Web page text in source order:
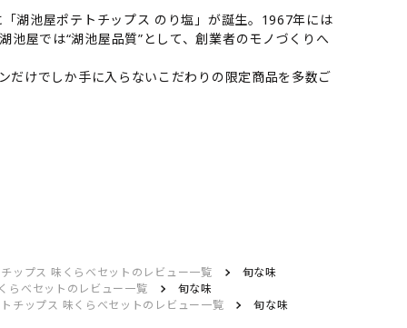
湖池屋ポテトチップス のり塩」が誕生。1967年には
屋では“湖池屋品質”として、創業者のモノづくりへ
けでしか手に入らないこだわりの限定商品を多数ご
ップス 味くらべセットのレビュー一覧
旬な味
らべセットのレビュー一覧
旬な味
チップス 味くらべセットのレビュー一覧
旬な味